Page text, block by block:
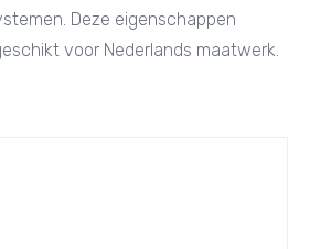
Deze eigenschappen
voor Nederlands maatwerk.